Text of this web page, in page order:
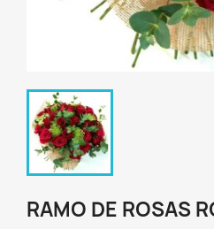
RAMO DE ROSAS